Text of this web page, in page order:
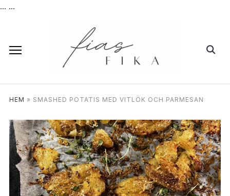
... ...
HEM » SMASHED POTATIS MED VITLÖK OCH PARMESAN